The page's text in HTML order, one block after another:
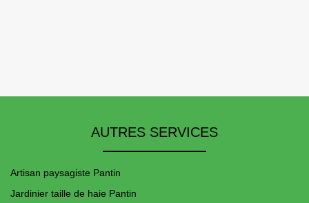
AUTRES SERVICES
Artisan paysagiste Pantin
Jardinier taille de haie Pantin